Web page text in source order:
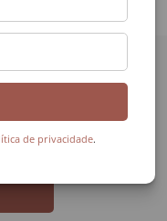
de privacidade.